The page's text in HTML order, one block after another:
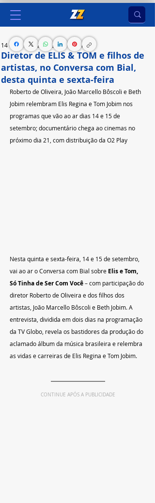
Diretor de ELIS & TOM e filhos de
artistas, no Conversa com Bial,
desta quinta e sexta-feira
14 de set. de 2023 3 min de leitura
Roberto de Oliveira, João Marcello Bôscoli e Beth
Jobim relembram Elis Regina e Tom Jobim nos
programas que vão ao ar dias 14 e 15 de
setembro; documentário chega ao cinemas no
próximo dia 21, com distribuição da O2 Play
Nesta quinta e sexta-feira, 14 e 15 de setembro,
vai ao ar o Conversa com Bial sobre Elis e Tom,
Só Tinha de Ser Com Você – com participação do
diretor Roberto de Oliveira e dos filhos dos
artistas, João Marcello Bôscoli e Beth Jobim. A
entrevista, dividida em dois dias na programação
da TV Globo, revela os bastidores da produção do
aclamado álbum da música brasileira e relembra
as vidas e carreiras de Elis Regina e Tom Jobim.
CONTINUE APÓS A PUBLICIDADE